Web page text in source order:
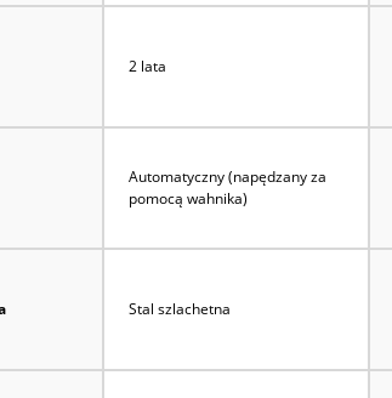
2 lata
Automatyczny (napędzany za
pomocą wahnika)
Stal szlachetna